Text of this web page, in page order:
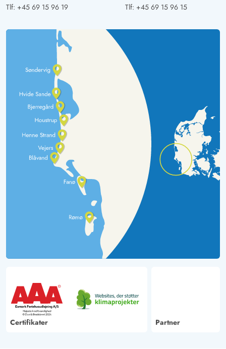
Tlf: +45 69 15 96 19
Tlf: +45 69 15 96 15
Certifikater Partner